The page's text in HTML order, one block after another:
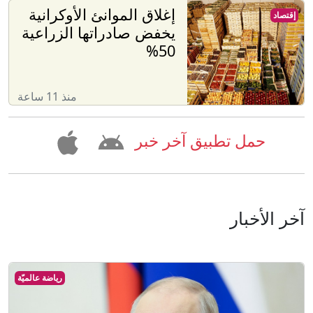
إغلاق الموانئ الأوكرانية
يخفض صادراتها الزراعية
50%
منذ 11 ساعة
إقتصاد
حمل تطبيق آخر خبر
آخر الأخبار
رياضة عالميّة